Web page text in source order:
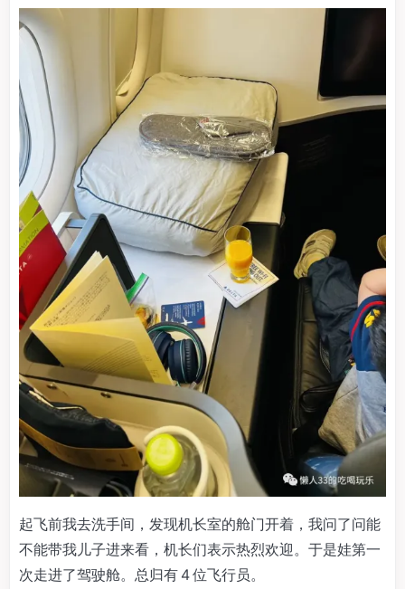
起飞前我去洗手间，发现机长室的舱门开着，我问了问能
不能带我儿子进来看，机长们表示热烈欢迎。于是娃第一
次走进了驾驶舱。总归有 4 位飞行员。